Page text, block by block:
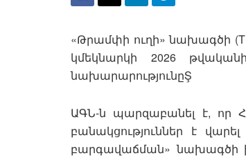
«Թրամփի ուղի» նախագծի
կմեկնարկի 2026
նախարարությունըŞ
ԱԳՆ-ն պարզաբանել է, որ
բանակցություններ է
բարգավաճման» նախագծի